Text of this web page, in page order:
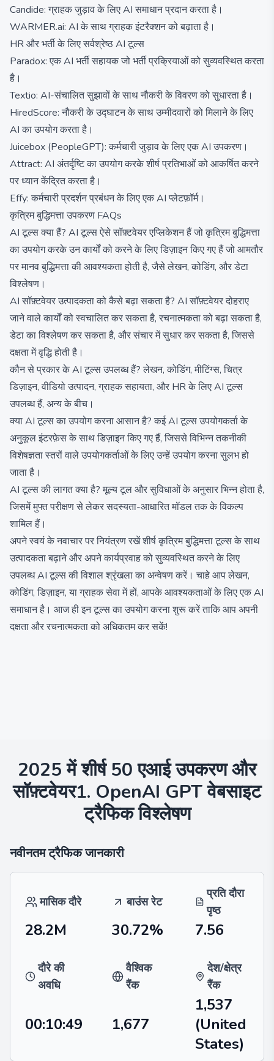
Candide: ग्राहक जुड़ाव के लिए AI समाधान प्रदान करता है।
WARMER.ai: AI के साथ ग्राहक इंटरैक्शन को बढ़ाता है।
HR और भर्ती के लिए सर्वश्रेष्ठ AI टूल्स
Paradox: एक AI भर्ती सहायक जो भर्ती प्रक्रियाओं को सुव्यवस्थित करता
है।
Textio: AI-संचालित सुझावों के साथ नौकरी के विवरण को सुधारता है।
HiredScore: नौकरी के उद्घाटन के साथ उम्मीदवारों को मिलाने के लिए
AI का उपयोग करता है।
Juicebox (PeopleGPT): कर्मचारी जुड़ाव के लिए एक AI उपकरण।
Attract: AI अंतर्दृष्टि का उपयोग करके शीर्ष प्रतिभाओं को आकर्षित करने
पर ध्यान केंद्रित करता है।
Effy: कर्मचारी प्रदर्शन प्रबंधन के लिए एक AI प्लेटफ़ॉर्म।
कृत्रिम बुद्धिमत्ता उपकरण FAQs
AI टूल्स क्या हैं? AI टूल्स ऐसे सॉफ़्टवेयर एप्लिकेशन हैं जो कृत्रिम बुद्धिमत्ता
का उपयोग करके उन कार्यों को करने के लिए डिज़ाइन किए गए हैं जो आमतौर
पर मानव बुद्धिमत्ता की आवश्यकता होती है, जैसे लेखन, कोडिंग, और डेटा
विश्लेषण।
AI सॉफ़्टवेयर उत्पादकता को कैसे बढ़ा सकता है? AI सॉफ़्टवेयर दोहराए
जाने वाले कार्यों को स्वचालित कर सकता है, रचनात्मकता को बढ़ा सकता है,
डेटा का विश्लेषण कर सकता है, और संचार में सुधार कर सकता है, जिससे
दक्षता में वृद्धि होती है।
कौन से प्रकार के AI टूल्स उपलब्ध हैं? लेखन, कोडिंग, मीटिंग्स, चित्र
डिज़ाइन, वीडियो उत्पादन, ग्राहक सहायता, और HR के लिए AI टूल्स
उपलब्ध हैं, अन्य के बीच।
क्या AI टूल्स का उपयोग करना आसान है? कई AI टूल्स उपयोगकर्ता के
अनुकूल इंटरफ़ेस के साथ डिज़ाइन किए गए हैं, जिससे विभिन्न तकनीकी
विशेषज्ञता स्तरों वाले उपयोगकर्ताओं के लिए उन्हें उपयोग करना सुलभ हो
जाता है।
AI टूल्स की लागत क्या है? मूल्य टूल और सुविधाओं के अनुसार भिन्न होता है,
जिसमें मुफ्त परीक्षण से लेकर सदस्यता-आधारित मॉडल तक के विकल्प
शामिल हैं।
अपने स्वयं के नवाचार पर नियंत्रण रखें शीर्ष कृत्रिम बुद्धिमत्ता टूल्स के साथ
उत्पादकता बढ़ाने और अपने कार्यप्रवाह को सुव्यवस्थित करने के लिए
उपलब्ध AI टूल्स की विशाल श्रृंखला का अन्वेषण करें। चाहे आप लेखन,
कोडिंग, डिज़ाइन, या ग्राहक सेवा में हों, आपके आवश्यकताओं के लिए एक AI
समाधान है। आज ही इन टूल्स का उपयोग करना शुरू करें ताकि आप अपनी
दक्षता और रचनात्मकता को अधिकतम कर सकें!
2025 में शीर्ष 50 एआई उपकरण और
सॉफ़्टवेयर1. OpenAI GPTवेबसाइट
ट्रैफिक विश्लेषण
नवीनतम ट्रैफिक जानकारी
मासिक दौरे बाउंस रेट
प्रति दौरा
पृष्ठ
28.2M 30.72% 7.56
दौरे की
अवधि
वैश्विक
रैंक
देश/क्षेत्र
रैंक
00:10:49 1,677
1,537
(United
States)